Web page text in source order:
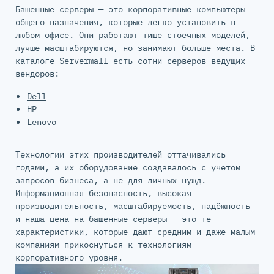
Башенные серверы — это корпоративные компьютеры
общего назначения, которые легко установить в
любом офисе. Они работают тише стоечных моделей,
лучше масштабируются, но занимают больше места. В
каталоге Servermall есть сотни серверов ведущих
вендоров:
Dell
HP
Lenovo
Технологии этих производителей оттачивались
годами, а их оборудование создавалось с учетом
запросов бизнеса, а не для личных нужд.
Информационная безопасность, высокая
производительность, масштабируемость, надёжность
и наша цена на башенные серверы — это те
характеристики, которые дают средним и даже малым
компаниям прикоснуться к технологиям
корпоративного уровня.